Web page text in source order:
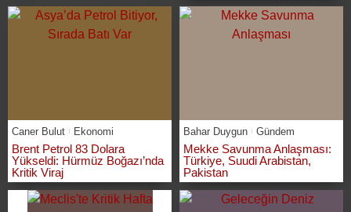
Caner Bulut Ekonomi
Brent Petrol 83 Dolara
Yükseldi: Hürmüz Boğazı’nda
Kritik Viraj
Bahar Duygun Gündem
Mekke Savunma Anlaşması:
Türkiye, Suudi Arabistan,
Pakistan